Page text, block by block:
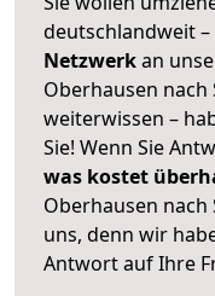
deutschlandweit
Netzwerkan
Oberhausen nach
weiterwissen –
Sie! Wenn Sie
was kostet
Oberhausen nach
uns, denn wir
Antwort auf Ihre